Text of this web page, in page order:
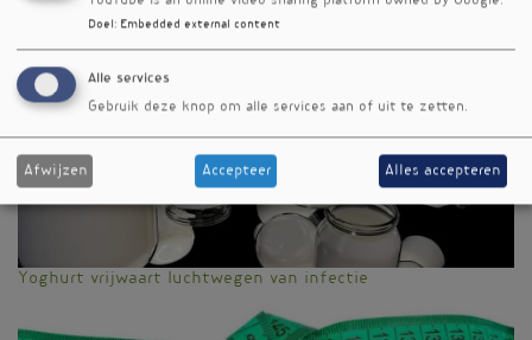
Meer nieuwsbriefartikelen
Yoghurt vrijwaart luchtwegen van infectie
Doel : Embedded external content
Alle services
Gebruik deze knop om alle services aan of uit te zetten.
Afwijzen Accepteer Alles accepteren